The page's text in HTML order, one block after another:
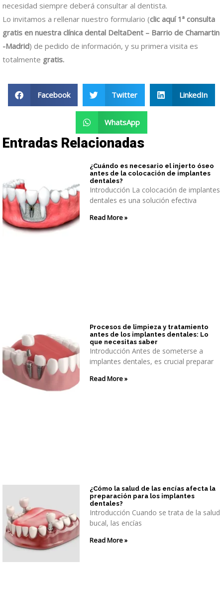
necesidad siempre deberá consultar al dentista.
Lo invitamos a rellenar nuestro formulario (clic aquí 1ª consulta
gratis en nuestra clínica dental DeltaDent – Barrio de Chamartin
-Madrid) de pedido de información, y su primera visita es
totalmente gratis.
Facebook Twitter LinkedIn
WhatsApp
Entradas Relacionadas
¿Cuándo es necesario el injerto óseo
antes de la colocación de implantes
dentales?
Introducción La colocación de implantes
dentales es una solución efectiva
Read More »
Procesos de limpieza y tratamiento
antes de los implantes dentales: Lo
que necesitas saber
Introducción Antes de someterse a
implantes dentales, es crucial preparar
Read More »
¿Cómo la salud de las encías afecta la
preparación para los implantes
dentales?
Introducción Cuando se trata de la salud
bucal, las encías
Read More »